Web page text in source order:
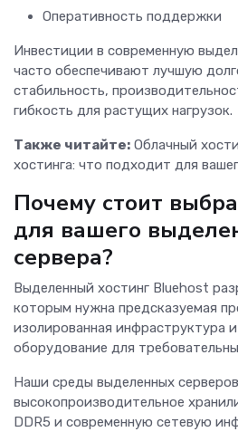
Оперативность поддержки
Инвестиции в современную
часто обеспечивают лучшую
стабильность,
гибкость для растущих нагрузок.
Также читайте: Облачный
хостинга: что подходит для
Почему стоит
для вашего
сервера?
Выделенный хостинг Bluehost
которым нужна предсказуемая
изолированная инфраструктура
оборудование для
Наши среды выделенных
высокопроизводительное
DDR5 и современную сетевую